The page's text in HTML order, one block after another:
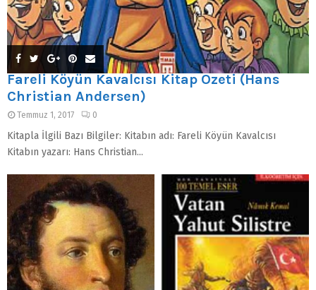
Fareli Köyün Kavalcısı Kitap Özeti (Hans
Christian Andersen)
Temmuz 1, 2017 0
Kitapla İlgili Bazı Bilgiler: Kitabın adı: Fareli Köyün Kavalcısı
Kitabın yazarı: Hans Christian...